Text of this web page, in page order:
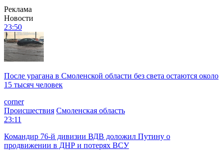
Реклама
Новости
23:50
После урагана в Смоленской области без света остаются около
15 тысяч человек
corner
Происшествия Смоленская область
23:11
Командир 76-й дивизии ВДВ доложил Путину о
продвижении в ДНР и потерях ВСУ